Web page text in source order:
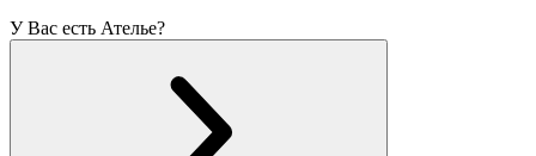
У Вас есть Ателье?